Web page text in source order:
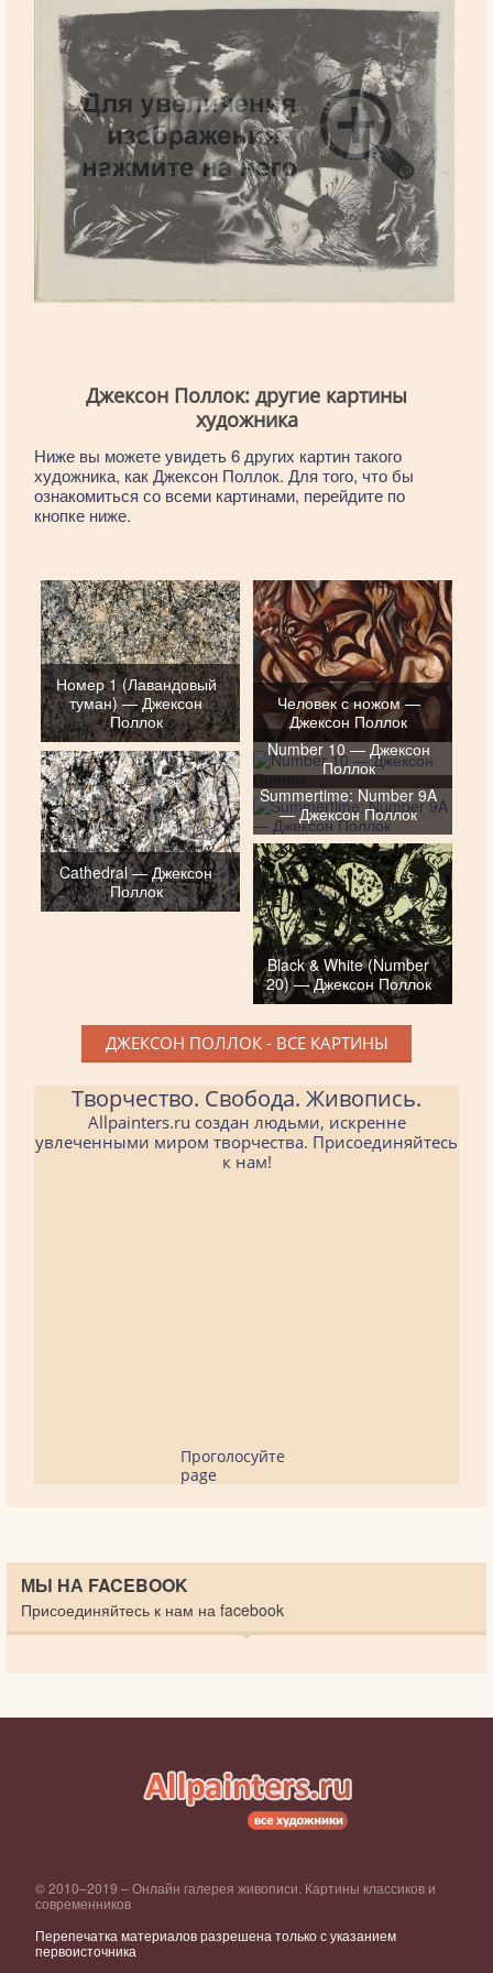
Джексон Поллок: другие картины
художника
Ниже вы можете увидеть 6 других картин такого
художника, как Джексон Поллок. Для того, что бы
ознакомиться со всеми картинами, перейдите по
кнопке ниже.
Номер 1 (Лавандовый
туман) — Джексон
Поллок
Человек с ножом —
Джексон Поллок
Cathedral — Джексон
Поллок
Number 10 — Джексон
Поллок
Summertime: Number 9A
— Джексон Поллок
Black & White (Number
20) — Джексон Поллок
ДЖЕКСОН ПОЛЛОК - ВСЕ КАРТИНЫ
Творчество. Свобода. Живопись.
Allpainters.ru создан людьми, искренне
увлеченными миром творчества. Присоединяйтесь
к нам!
Проголосуйте
page
МЫ НА FACEBOOK
Присоединяйтесь к нам на facebook
© 2010–2019 – Онлайн галерея живописи. Картины классиков и
современников
Перепечатка материалов разрешена только с указанием
первоисточника